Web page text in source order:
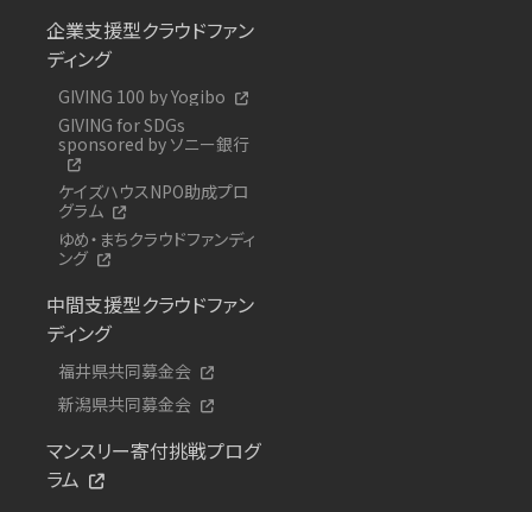
企業支援型クラウドファン
ディング
GIVING 100 by Yogibo
GIVING for SDGs
sponsored by ソニー銀行
ケイズハウスNPO助成プロ
グラム
ゆめ・まちクラウドファンディ
ング
中間支援型クラウドファン
ディング
福井県共同募金会
新潟県共同募金会
マンスリー寄付挑戦プログ
ラム